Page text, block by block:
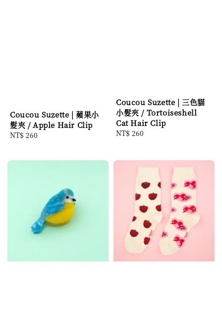
Coucou Suzette | 蘋果小
髮夾 / Apple Hair Clip
Regular
NT$ 260
Coucou Suzette | 三色貓
小髮夾 / Tortoiseshell
Cat Hair Clip
Regular
NT$ 260